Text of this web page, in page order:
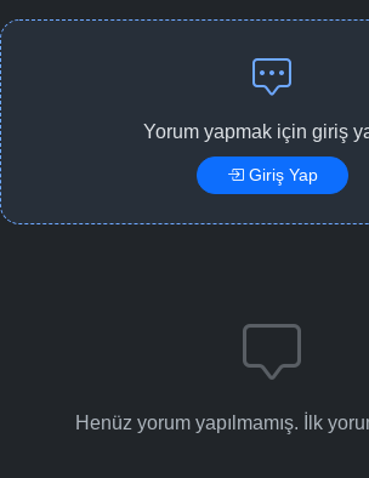
Yorum yapmak için giriş
Giriş Yap
Henüz yorum yapılmamış. İlk